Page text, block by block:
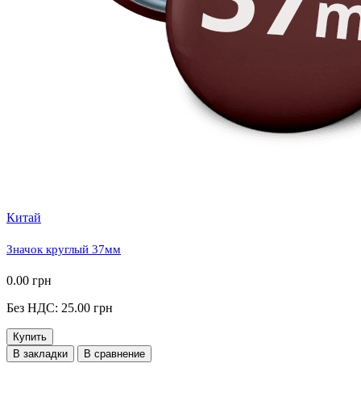
Китай
Значок круглый 37мм
0.00 грн
Без НДС: 25.00 грн
Купить
В закладки
В сравнение